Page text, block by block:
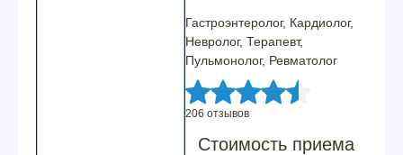
Гастроэнтеролог, Кардиолог,
Невролог, Терапевт,
Пульмонолог, Ревматолог
206 отзывов
Стоимость приема